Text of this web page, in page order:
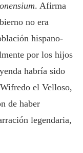
. Afirma
no era
hispano-
por los hijos
habría sido
el Velloso,
de haber
legendaria,